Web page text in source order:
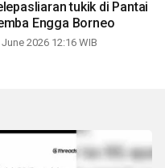
tukik di Pantai
Engga Borneo
June 2026 12:16 WIB